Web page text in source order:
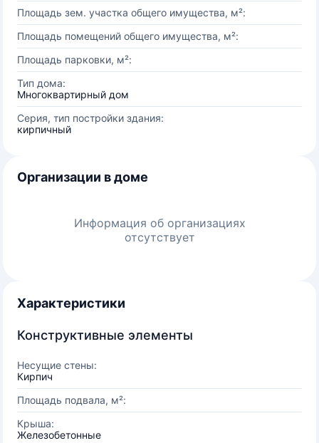
Площадь зем. участка общего имущества, м²:
Площадь помещений общего имущества, м²:
Площадь парковки, м²:
Тип дома:
Многоквартирный дом
Серия, тип постройки здания:
кирпичный
Организации в доме
Информация об организациях
отсутствует
Характеристики
Конструктивные элементы
Несущие стены:
Кирпич
Площадь подвала, м²:
Крыша:
Железобетонные